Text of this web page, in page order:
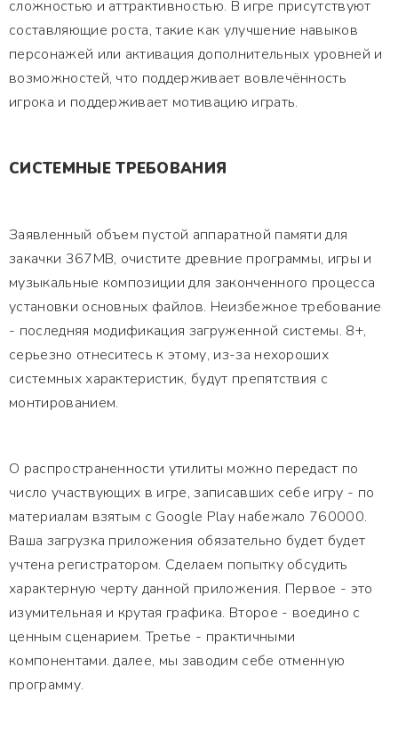
сложностью и аттрактивностью. В игре присутствуют
составляющие роста, такие как улучшение навыков
персонажей или активация дополнительных уровней и
возможностей, что поддерживает вовлечённость
игрока и поддерживает мотивацию играть.
СИСТЕМНЫЕ ТРЕБОВАНИЯ
Заявленный объем пустой аппаратной памяти для
закачки 367MB, очистите древние программы, игры и
музыкальные композиции для законченного процесса
установки основных файлов. Неизбежное требование
- последняя модификация загруженной системы. 8+,
серьезно отнеситесь к этому, из-за нехороших
системных характеристик, будут препятствия с
монтированием.
О распространенности утилиты можно передаст по
число участвующих в игре, записавших себе игру - по
материалам взятым с Google Play набежало 760000.
Ваша загрузка приложения обязательно будет будет
учтена регистратором. Сделаем попытку обсудить
характерную черту данной приложения. Первое - это
изумительная и крутая графика. Второе - воедино с
ценным сценарием. Третье - практичными
компонентами. далее, мы заводим себе отменную
программу.